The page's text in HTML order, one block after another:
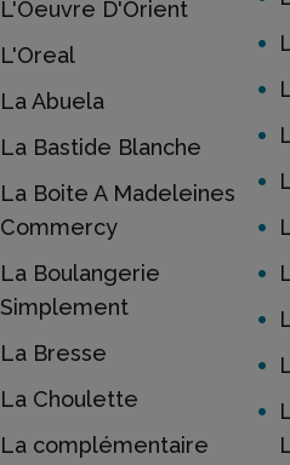
L'Oeuvre D'Orient
L'Oreal
La Abuela
La Bastide Blanche
La Boite A Madeleines
Commercy
La Boulangerie
Simplement
La Bresse
La Choulette
La complémentaire